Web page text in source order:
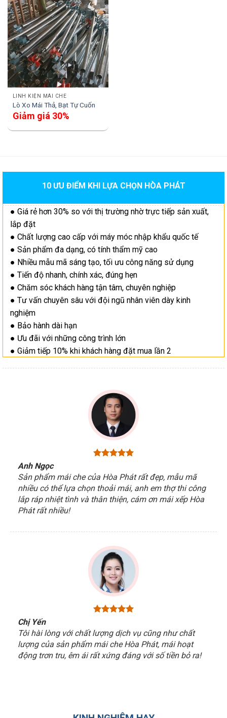
LINH KIỆN MÁI CHE
Lò Xo Mái Thả, Bạt Tự Cuốn
Giảm giá 30%
10 ƯU ĐIỂM KHI LỰA CHỌN HÒA PHÁT
● Giá rẻ hơn 30% so với thị trường nhờ trực tiếp sản xuất,
lắp đặt
● Chất lượng cao cấp với máy móc nhập khẩu quốc tế
● Sản phẩm đa dạng, có tính thẩm mỹ cao
● Nhiều mẫu mã sáng tạo, tối ưu công năng sử dụng
● Tiến độ nhanh, chính xác, đúng hẹn
● Chăm sóc khách hàng tận tâm, chuyên nghiệp
● Tư vấn chuyên sâu với đội ngũ nhân viên dày kinh
nghiệm
● Bảo hành dài hạn
● Ưu đãi với những công trình lớn
● Giảm tiếp 10% khi khách hàng đặt mua lần 2
Anh Ngọc
Sản phẩm mái che của Hòa Phát rất đẹp, mẫu mã
nhiều có thể lựa chọn thoải mái, anh em thợ thi công
lắp ráp nhiệt tình và thân thiện, cám ơn mái xếp Hòa
Phát rất nhiều!
Chị Yến
Tôi hài lòng với chất lượng dịch vụ cũng như chất
lượng của sản phẩm mái che Hòa Phát, mái hoạt
động trơn tru, êm ái rất xứng đáng với số tiền bỏ ra!